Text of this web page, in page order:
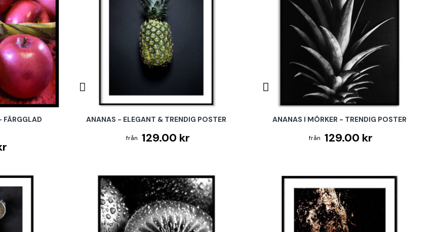
FÄRGGLAD
ANANAS - ELEGANT & TRENDIG POSTER
129.00 kr
ANANAS I MÖRKER - TRENDIG POSTER
129.00 kr